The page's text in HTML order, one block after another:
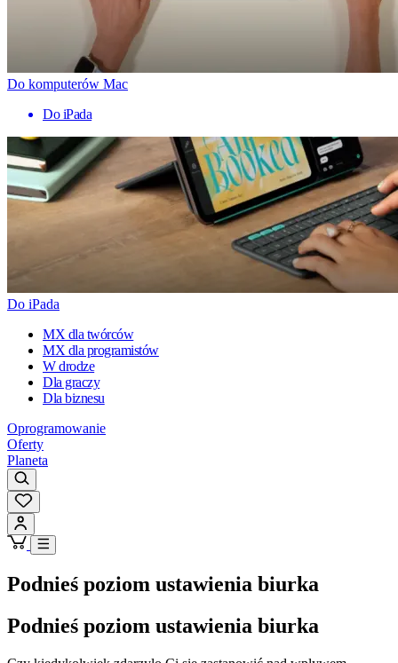
Do komputerów Mac
Do iPada
Do iPada
MX dla twórców
MX dla programistów
W drodze
Dla graczy
Dla biznesu
Oprogramowanie
Oferty
Planeta
Podnieś poziom ustawienia biurka
Podnieś poziom ustawienia biurka